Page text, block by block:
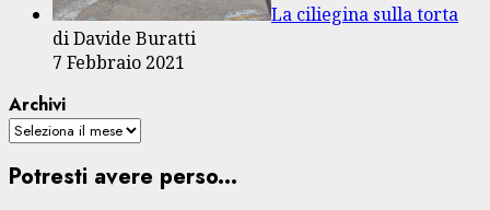
La ciliegina sulla torta
di Davide Buratti
7 Febbraio 2021
Archivi
Potresti avere perso...